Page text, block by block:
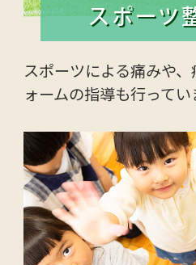
スポーツ
スポーツによる痛みや
ォームの指導も行ってい